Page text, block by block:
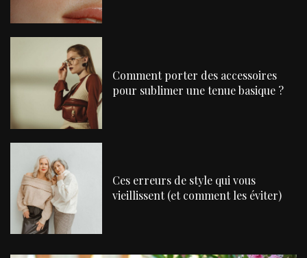
Comment porter des accessoires
pour sublimer une tenue basique ?
Ces erreurs de style qui vous
vieillissent (et comment les éviter)